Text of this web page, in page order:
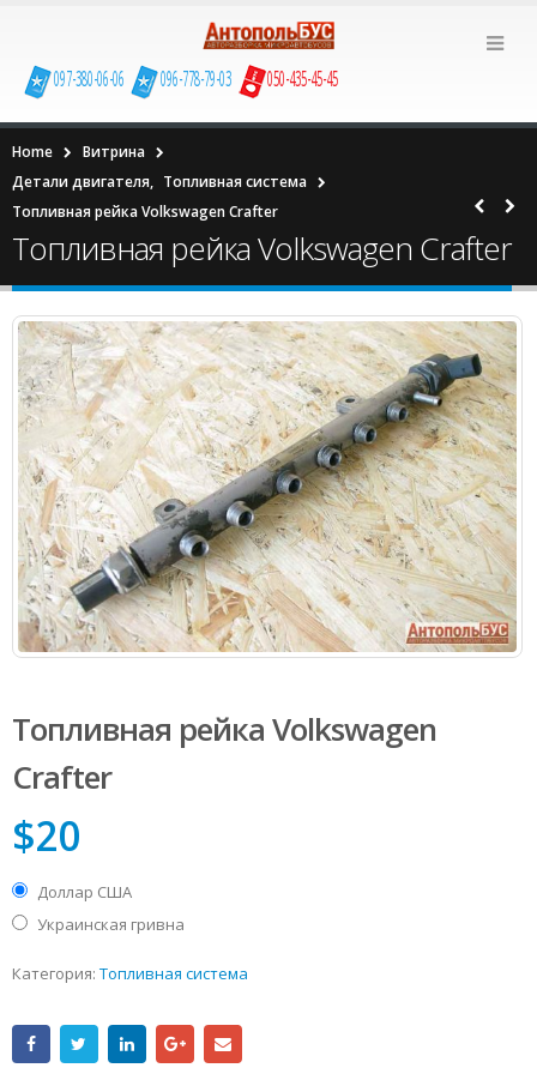
097-380-06-06 096-778-79-03 050-435-45-45
Home
Витрина
Детали двигателя, Топливная система
Топливная рейка Volkswagen Сrafter
Топливная рейка Volkswagen Сrafter
Топливная рейка Volkswagen
Сrafter
$20
Доллар США
Украинская гривна
Категория: Топливная система